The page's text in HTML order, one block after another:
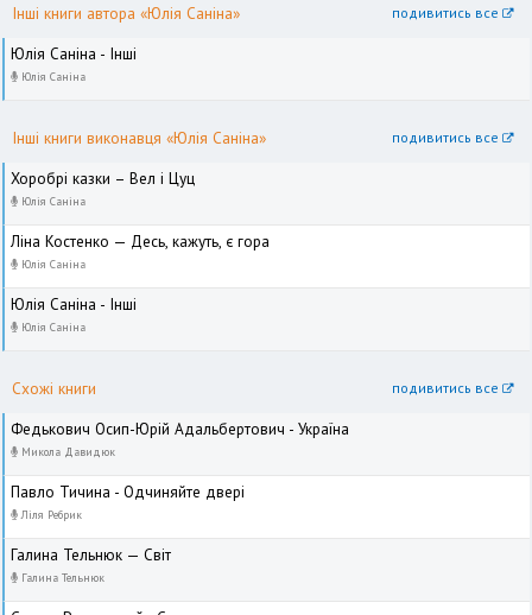
Інші книги автора «Юлія Саніна» подивитись все
Юлія Саніна - Інші
Юлія Саніна
Інші книги виконавця «Юлія Саніна» подивитись все
Хоробрі казки – Вел і Цуц
Юлія Саніна
Ліна Костенко — Десь, кажуть, є гора
Юлія Саніна
Юлія Саніна - Інші
Юлія Саніна
Схожі книги подивитись все
Федькович Осип-Юрій Адальбертович - Україна
Микола Давидюк
Павло Тичина - Одчиняйте двері
Ліля Ребрик
Галина Тельнюк — Світ
Галина Тельнюк